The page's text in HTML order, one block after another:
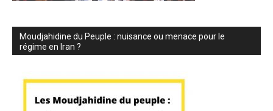
Moudjahidine du Peuple : nuisance ou menace pour le
régime en Iran ?